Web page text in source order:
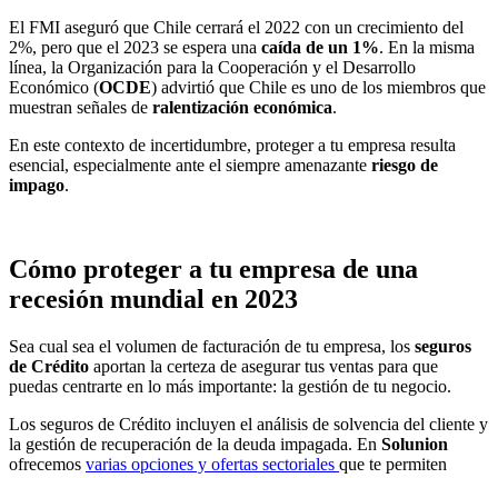
El FMI aseguró que Chile cerrará el 2022 con un crecimiento del
2%, pero que el 2023 se espera una caída de un 1%. En la misma
línea, la Organización para la Cooperación y el Desarrollo
Económico (OCDE) advirtió que Chile es uno de los miembros que
muestran señales de ralentización económica.
En este contexto de incertidumbre, proteger a tu empresa resulta
esencial, especialmente ante el siempre amenazante riesgo de
impago.
Cómo proteger a tu empresa de una
recesión mundial en 2023
Sea cual sea el volumen de facturación de tu empresa, los seguros
de Crédito aportan la certeza de asegurar tus ventas para que
puedas centrarte en lo más importante: la gestión de tu negocio.
Los seguros de Crédito incluyen el análisis de solvencia del cliente y
la gestión de recuperación de la deuda impagada. En Solunion
ofrecemos varias opciones y ofertas sectoriales que te permiten